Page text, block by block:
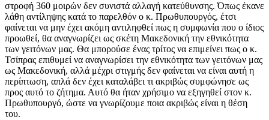
στροφή 360 μοιρών δεν συνιστά αλλαγή κατεύθυνσης. Όπως έκανε
λάθη αντίληψης κατά το παρελθόν ο κ. Πρωθυπουργός, έτσι
φαίνεται να μην έχει ακόμη αντιληφθεί πως η συμφωνία που ο ίδιος
προωθεί, θα αναγνωρίζει ως σκέτη Μακεδονική την εθνικότητα
των γειτόνων μας. Θα μπορούσε ένας τρίτος να επιμείνει πως ο κ.
Τσίπρας επιθυμεί να αναγνωρίσει την εθνικότητα των γειτόνων μας
ως Μακεδονική, αλλά μέχρι στιγμής δεν φαίνεται να είναι αυτή η
περίπτωση, απλά δεν έχει καταλάβει τι ακριβώς συμφώνησε ως
προς αυτό το ζήτημα. Αυτό θα ήταν χρήσιμο να εξηγηθεί στον κ.
Πρωθυπουργό, ώστε να γνωρίζουμε ποια ακριβώς είναι η θέση
του.